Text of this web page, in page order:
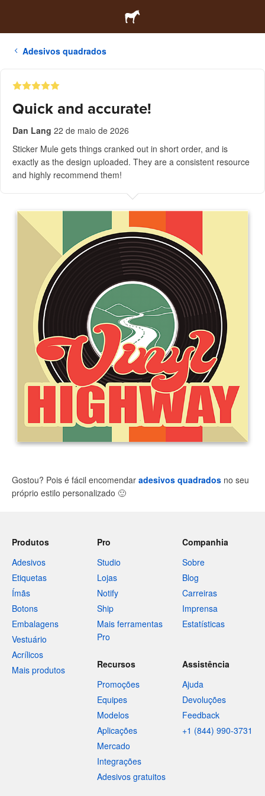
Adesivos quadrados
Quick and accurate!
Dan Lang 22 de maio de 2026
Sticker Mule gets things cranked out in short order, and is
exactly as the design uploaded. They are a consistent resource
and highly recommend them!
Gostou? Pois é fácil encomendar adesivos quadrados no seu
próprio estilo personalizado 🙂
Produtos
Adesivos
Etiquetas
Ímãs
Botons
Embalagens
Vestuário
Acrílicos
Mais produtos
Pro
Studio
Lojas
Notify
Ship
Mais ferramentas
Pro
Companhia
Sobre
Blog
Carreiras
Imprensa
Estatísticas
Recursos
Promoções
Equipes
Modelos
Aplicações
Mercado
Integrações
Adesivos gratuitos
Assistência
Ajuda
Devoluções
Feedback
+1 (844) 990-3731